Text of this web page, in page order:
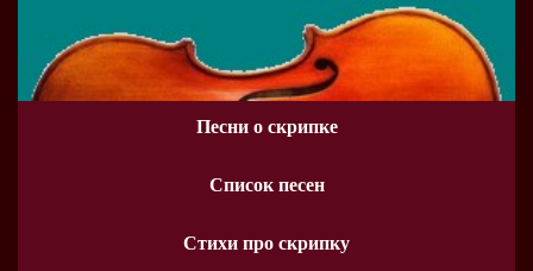
Песни о скрипке
Список песен
Стихи про скрипку